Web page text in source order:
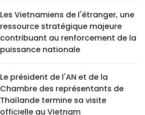
Les Vietnamiens de l'étranger, une
ressource stratégique majeure
contribuant au renforcement de la
puissance nationale
Le président de l'AN et de la
Chambre des représentants de
Thaïlande termine sa visite
officielle au Vietnam